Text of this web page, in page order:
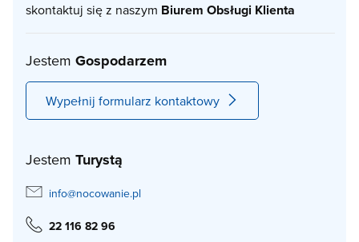
skontaktuj się z naszym Biurem Obsługi Klienta
Jestem Gospodarzem
Wypełnij formularz kontaktowy
Jestem Turystą
info@nocowanie.pl
22 116 82 96